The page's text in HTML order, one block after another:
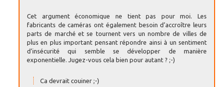
Cet argument économique ne tient pas pour moi. Les
fabricants de caméras ont également besoin d’accroître leurs
parts de marché et se tournent vers un nombre de villes de
plus en plus important pensant répondre ainsi à un sentiment
d’insécurité qui semble se développer de manière
exponentielle. Jugez-vous cela bien pour autant ? ;-)
Ca devrait couiner ;-)